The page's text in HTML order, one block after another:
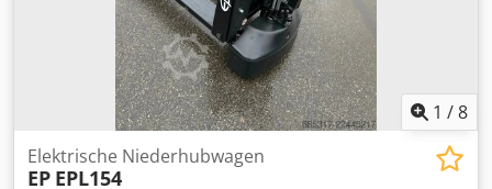
1 /8
Elektrische Niederhubwagen
EP EPL154